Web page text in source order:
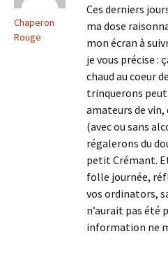
Chaperon
Rouge
Ces derniers
ma dose
mon écran à
je vous précise :
chaud au coeur
trinquerons
amateurs de vin,
(avec ou sans
régalerons du
petit Crémant.
folle journée,
vos ordinators,
n’aurait pas été
information ne